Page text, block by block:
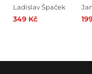
Ladislav Špaček
349 Kč